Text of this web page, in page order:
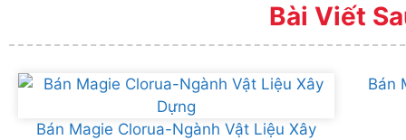
Bài Viết
Bán Magie Clorua-Ngành Vật Liệu Xây
Bán